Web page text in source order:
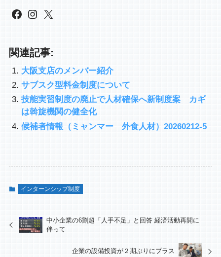
Facebook
Instagram
X
関連記事:
大阪支店のメンバー紹介
サブスク型料金制度について
技能実習制度の廃止で人材確保へ新制度案 カギ
は斡旋機関の健全化
候補者情報（ミャンマー 外食人材）20260212-5
インターンシップ制度
中小企業の6割超「人手不足」と回答 経済活動再開に
伴って
企業の設備投資が２期ぶりにプラス